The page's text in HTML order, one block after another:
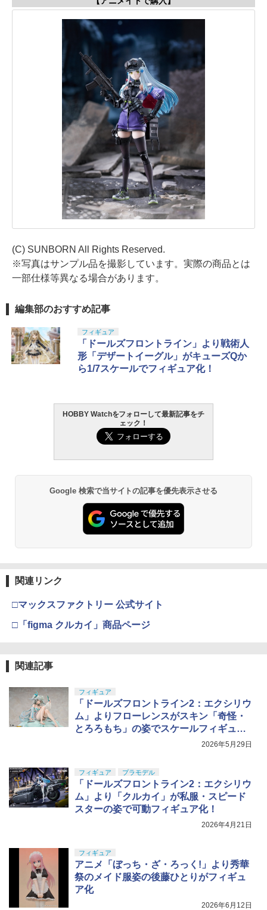
(C) SUNBORN All Rights Reserved.
※写真はサンプル品を撮影しています。実際の商品とは
一部仕様等異なる場合があります。
編集部のおすすめ記事
フィギュア
「ドールズフロントライン」より戦術人
形「デザートイーグル」がキューズQか
ら1/7スケールでフィギュア化！
HOBBY Watchをフォローして最新記事をチ
ェック！
Google 検索で当サイトの記事を優先表示させる
関連リンク
□マックスファクトリー 公式サイト
□「figma クルカイ」商品ページ
関連記事
フィギュア
「ドールズフロントライン2：エクシリウ
ム」よりフローレンスがスキン「奇怪・
とろろもち」の姿でスケールフィギュア
2026年5月29日
フィギュア プラモデル
「ドールズフロントライン2：エクシリウ
ム」より「クルカイ」が私服・スピード
スターの姿で可動フィギュア化！
2026年4月21日
フィギュア
アニメ「ぼっち・ざ・ろっく!」より秀華
祭のメイド服姿の後藤ひとりがフィギュ
ア化
2026年6月12日